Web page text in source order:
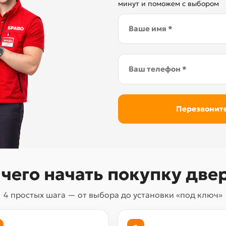
минут и поможем с выбором
начать покупку
4 простых шага — от выбора до установки «под ключ»